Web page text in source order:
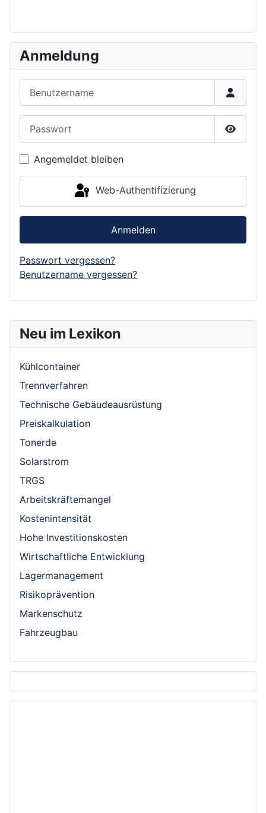
Neu im Lexikon
Kühlcontainer
Trennverfahren
Technische Gebäudeausrüstung
Preiskalkulation
Tonerde
Solarstrom
TRGS
Arbeitskräftemangel
Kostenintensität
Hohe Investitionskosten
Wirtschaftliche Entwicklung
Lagermanagement
Risikoprävention
Markenschutz
Fahrzeugbau
Anmeldung
Angemeldet bleiben
Web-Authentifizierung
Anmelden
Passwort vergessen?
Benutzername vergessen?